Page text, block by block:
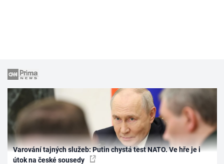
Varování tajných služeb: Putin chystá test NATO. Ve hře je i
útok na české sousedy